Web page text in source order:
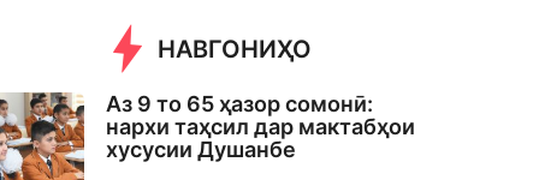
НАВГОНИҲО
Аз 9 то 65 ҳазор сомонӣ:
нархи таҳсил дар мактабҳои
хусусии Душанбе